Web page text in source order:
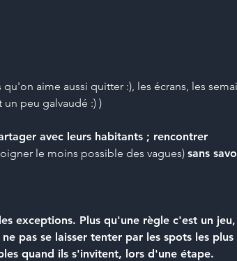
qu'on aime aussi quitter :), les écrans, les
peu galvaudé :) )
avec leurs habitants ; rencontrer
le moins possible des vagues) sans
exceptions. Plus qu'une règle c'est un
pas se laisser tenter par les spots les
quand ils s'invitent, lors d'une étape.